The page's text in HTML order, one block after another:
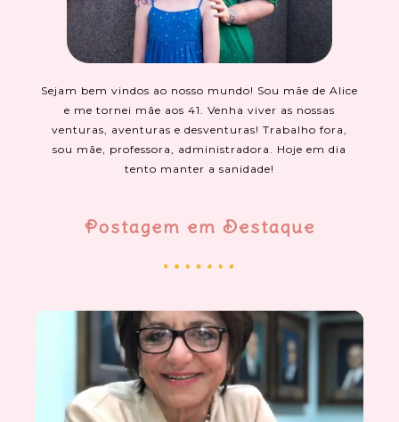
Sejam bem vindos ao nosso mundo! Sou mãe de Alice
e me tornei mãe aos 41. Venha viver as nossas
venturas, aventuras e desventuras! Trabalho fora,
sou mãe, professora, administradora. Hoje em dia
tento manter a sanidade!
Postagem em Destaque